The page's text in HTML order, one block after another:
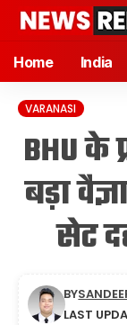
Home India
VARANASI
BHU के
बड़ा
सेट
LAST
BY